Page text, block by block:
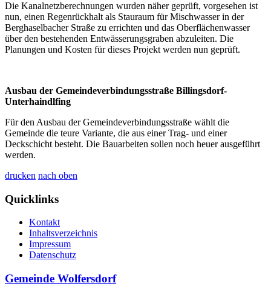
Die Kanalnetzberechnungen wurden näher geprüft, vorgesehen ist
nun, einen Regenrückhalt als Stauraum für Mischwasser in der
Berghaselbacher Straße zu errichten und das Oberflächenwasser
über den bestehenden Entwässerungsgraben abzuleiten. Die
Planungen und Kosten für dieses Projekt werden nun geprüft.
Ausbau der Gemeindeverbindungsstraße Billingsdorf-
Unterhaindlfing
Für den Ausbau der Gemeindeverbindungsstraße wählt die
Gemeinde die teure Variante, die aus einer Trag- und einer
Deckschicht besteht. Die Bauarbeiten sollen noch heuer ausgeführt
werden.
drucken nach oben
Quicklinks
Kontakt
Inhaltsverzeichnis
Impressum
Datenschutz
Gemeinde Wolfersdorf